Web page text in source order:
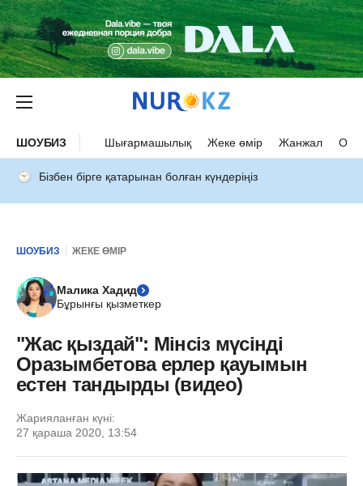
ШОУБИЗ Шығармашылық Жеке өмір Жанжал
Бізбен бірге қатарынан болған күндеріңіз
ШОУБИЗ ЖЕКЕ ӨМІР
Малика Хадид
Бұрынғы қызметкер
"Жас қыздай": Мінсіз мүсінді
Оразымбетова ерлер қауымын
естен тандырды (видео)
Жарияланған күні:
27 қараша 2020, 13:54